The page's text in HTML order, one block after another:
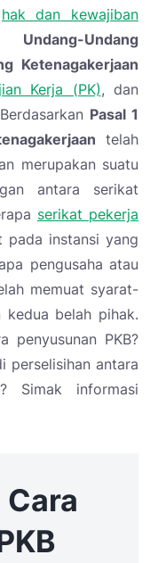
hak dan kewajiban
Undang-Undang
Ketenagakerjaan
Kerja (PK), dan
Pasal 1
telah
merupakan suatu
antara serikat
serikat pekerja
instansi yang
pengusaha atau
memuat syarat-
belah pihak.
penyusunan PKB?
perselisihan antara
Simak informasi
Cara